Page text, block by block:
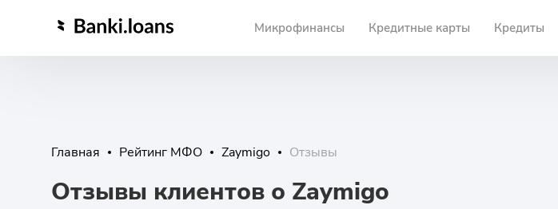
Микрофинансы Кредитные карты Кредиты
Главная Рейтинг МФО Zaymigo Отзывы
Отзывы клиентов о Zaymigo